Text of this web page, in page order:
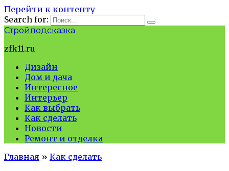
Перейти к контенту
Search for:
Стройподсказка
zfk11.ru
Дизайн
Дом и дача
Интересное
Интерьер
Как выбрать
Как сделать
Новости
Ремонт и отделка
Главная » Как сделать